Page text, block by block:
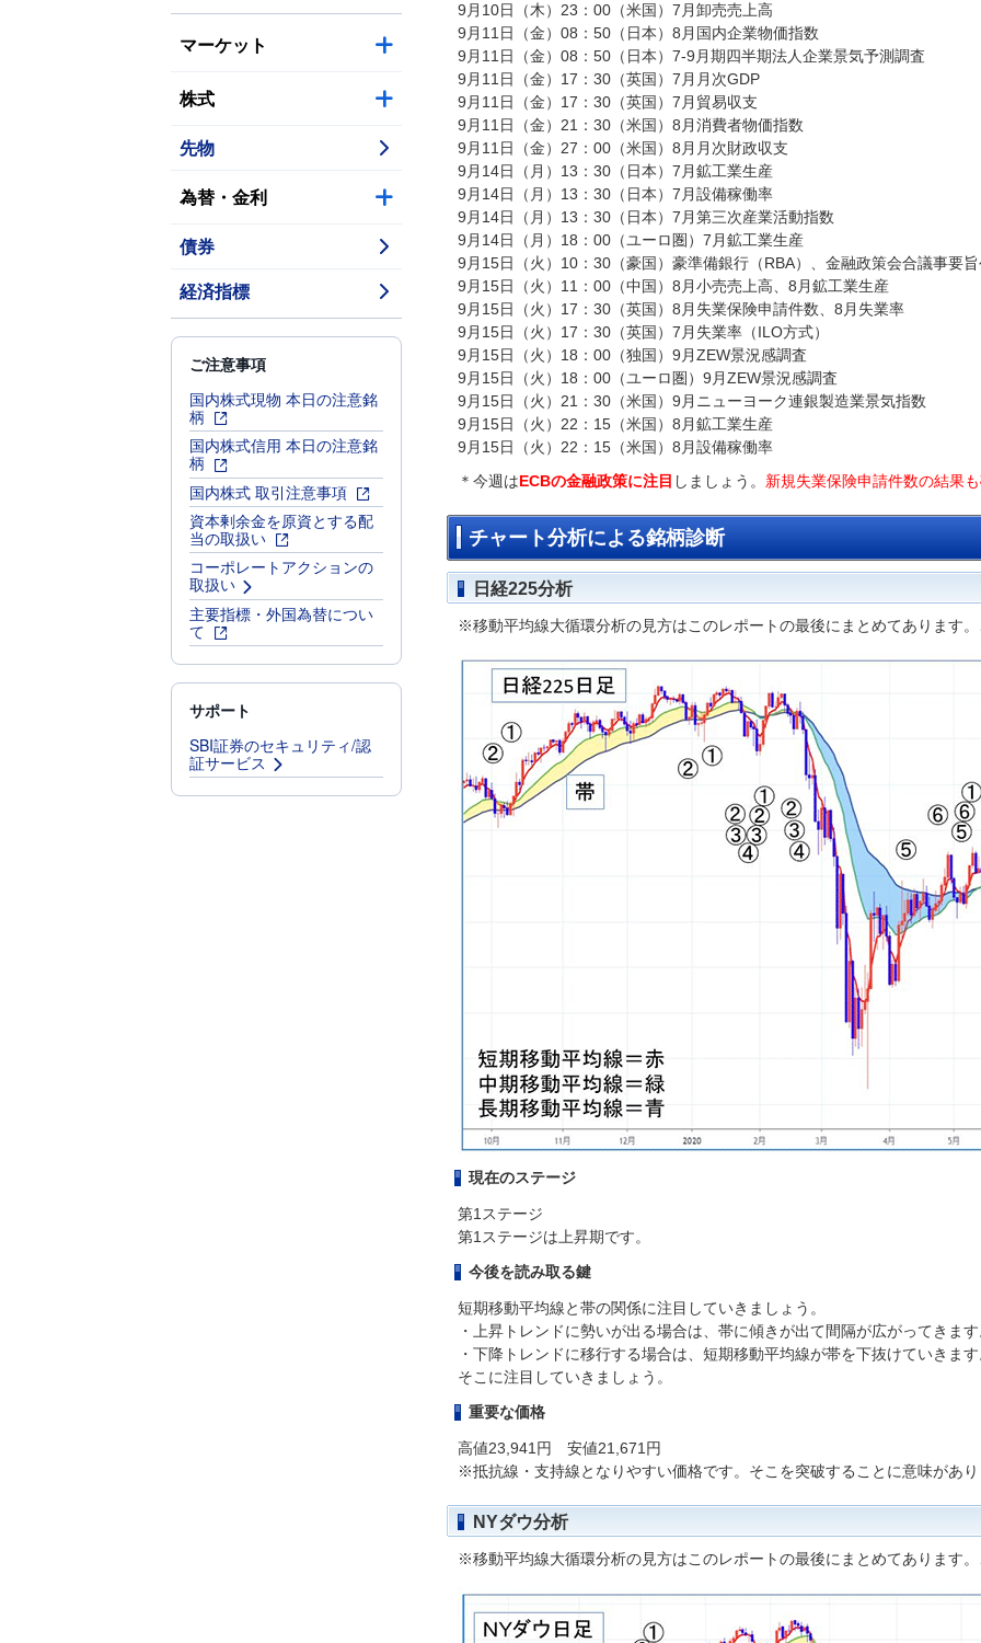
マーケット
株式
先物
為替・金利
債券
経済指標
ご注意事項
国内株式現物 本日の注意銘
柄
国内株式信用 本日の注意銘
柄
国内株式 取引注意事項
資本剰余金を原資とする配
当の取扱い
コーポレートアクションの
取扱い
主要指標・外国為替につい
て
サポート
SBI証券のセキュリティ/認
証サービス
9月10日（木）23：00（米国）7月卸売売上高
9月11日（金）08：50（日本）8月国内企業物価指数
9月11日（金）08：50（日本）7-9月期四半期法人企業景気予測調査
9月11日（金）17：30（英国）7月月次GDP
9月11日（金）17：30（英国）7月貿易収支
9月11日（金）21：30（米国）8月消費者物価指数
9月11日（金）27：00（米国）8月月次財政収支
9月14日（月）13：30（日本）7月鉱工業生産
9月14日（月）13：30（日本）7月設備稼働率
9月14日（月）13：30（日本）7月第三次産業活動指数
9月14日（月）18：00（ユーロ圏）7月鉱工業生産
9月15日（火）10：30（豪国）豪準備銀行（RBA）、金融政策会合議事要旨
9月15日（火）11：00（中国）8月小売売上高、8月鉱工業生産
9月15日（火）17：30（英国）8月失業保険申請件数、8月失業率
9月15日（火）17：30（英国）7月失業率（ILO方式）
9月15日（火）18：00（独国）9月ZEW景況感調査
9月15日（火）18：00（ユーロ圏）9月ZEW景況感調査
9月15日（火）21：30（米国）9月ニューヨーク連銀製造業景気指数
9月15日（火）22：15（米国）8月鉱工業生産
9月15日（火）22：15（米国）8月設備稼働率
＊今週はECBの金融政策に注目 しましょう。 新規失業保険申請件数の結果
チャート分析による銘柄診断
日経225分析
※移動平均線大循環分析の見方はこのレポートの最後にまとめてあります。
現在のステージ
第1ステージ
第1ステージは上昇期です。
今後を読み取る鍵
短期移動平均線と帯の関係に注目していきましょう。
・上昇トレンドに勢いが出る場合は、帯に傾きが出て間隔が広がってきます
・下降トレンドに移行する場合は、短期移動平均線が帯を下抜けていきます
そこに注目していきましょう。
重要な価格
高値23,941円 安値21,671円
※抵抗線・支持線となりやすい価格です。そこを突破することに意味があり
NYダウ分析
※移動平均線大循環分析の見方はこのレポートの最後にまとめてあります。